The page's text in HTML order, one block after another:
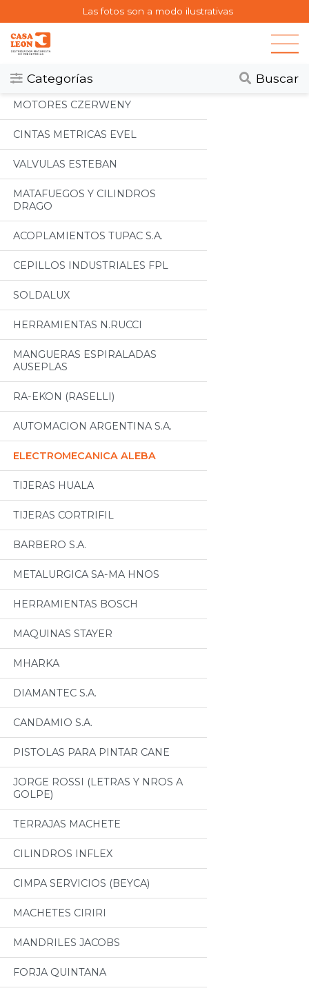
Las fotos son a modo ilustrativas
Categorías Buscar
Categorias
Todos
MOTORES CZERWENY
CINTAS METRICAS EVEL
VALVULAS ESTEBAN
MATAFUEGOS Y CILINDROS
DRAGO
ACOPLAMIENTOS TUPAC S.A.
CEPILLOS INDUSTRIALES FPL
SOLDALUX
HERRAMIENTAS N.RUCCI
MANGUERAS ESPIRALADAS
AUSEPLAS
RA-EKON (RASELLI)
AUTOMACION ARGENTINA S.A.
ELECTROMECANICA ALEBA
TIJERAS HUALA
TIJERAS CORTRIFIL
BARBERO S.A.
METALURGICA SA-MA HNOS
HERRAMIENTAS BOSCH
MAQUINAS STAYER
MHARKA
DIAMANTEC S.A.
CANDAMIO S.A.
PISTOLAS PARA PINTAR CANE
JORGE ROSSI (LETRAS Y NROS A
GOLPE)
TERRAJAS MACHETE
CILINDROS INFLEX
CIMPA SERVICIOS (BEYCA)
MACHETES CIRIRI
MANDRILES JACOBS
FORJA QUINTANA